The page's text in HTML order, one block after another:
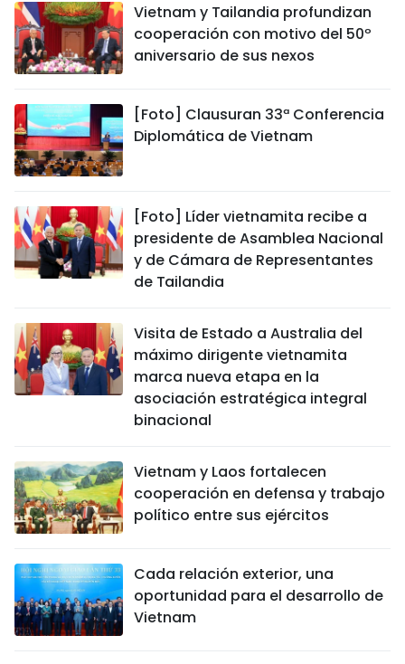
Vietnam y Tailandia profundizan
cooperación con motivo del 50º
aniversario de sus nexos
[Foto] Clausuran 33ª Conferencia
Diplomática de Vietnam
[Foto] Líder vietnamita recibe a
presidente de Asamblea Nacional
y de Cámara de Representantes
de Tailandia
Visita de Estado a Australia del
máximo dirigente vietnamita
marca nueva etapa en la
asociación estratégica integral
binacional
Vietnam y Laos fortalecen
cooperación en defensa y trabajo
político entre sus ejércitos
Cada relación exterior, una
oportunidad para el desarrollo de
Vietnam